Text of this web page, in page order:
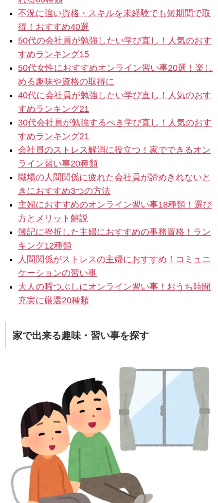
不況に強い資格・スキルを未経験でも短期間で取
得！おすすめ40選
50代の会社員が勉強したい学び直し！人気のおす
すめランキング15
50代女性におすすめオンライン習い事20選！楽し
める趣味や資格の取得に
40代に会社員が勉強したい学び直し！人気のおす
すめランキング21
30代会社員が勉強するべき学び直し！人気のおす
すめランキング21
会社員のストレス解消に役立つ！家でできるオン
ライン習い事20種類
職場の人間関係に疲れた会社員が諦めきれないと
きにおすすめ3つの方法
主婦におすすめのオンライン習い事18種類！選び
方とメリット解説
簿記に挫折した主婦におすすめの事務資格！ラン
キング12種類
人間関係がストレスの主婦におすすめ！コミュニ
ケーションの習い事
大人の暇つぶしにオンライン習い事！おうち時間
充実に厳選20種類
家で出来る趣味・習い事を探す